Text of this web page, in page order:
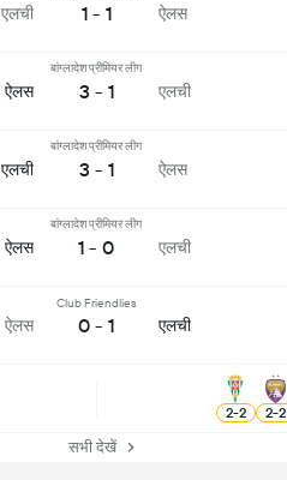
एलची 1 - 1 ऐलस
ऐलस
बांग्लादेश प्रीमियर लीग
3 - 1 एलची
एलची
बांग्लादेश प्रीमियर लीग
3 - 1 ऐलस
ऐलस
बांग्लादेश प्रीमियर लीग
1 - 0 एलची
ऐलस
Club Friendlies
0 - 1 एलची
2-2 2-2
सभी देखें